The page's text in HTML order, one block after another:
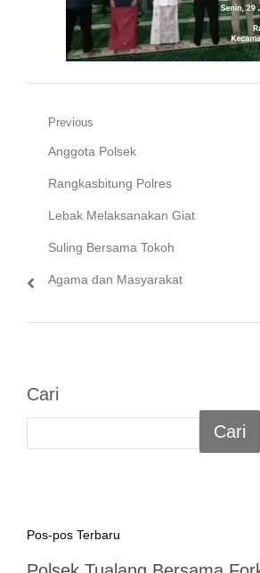
Navigasi
pos
Previous
Previous
post:
Anggota Polsek
Rangkasbitung Polres
Lebak Melaksanakan Giat
Suling Bersama Tokoh
Agama dan Masyarakat
Cari
Cari
Pos-pos Terbaru